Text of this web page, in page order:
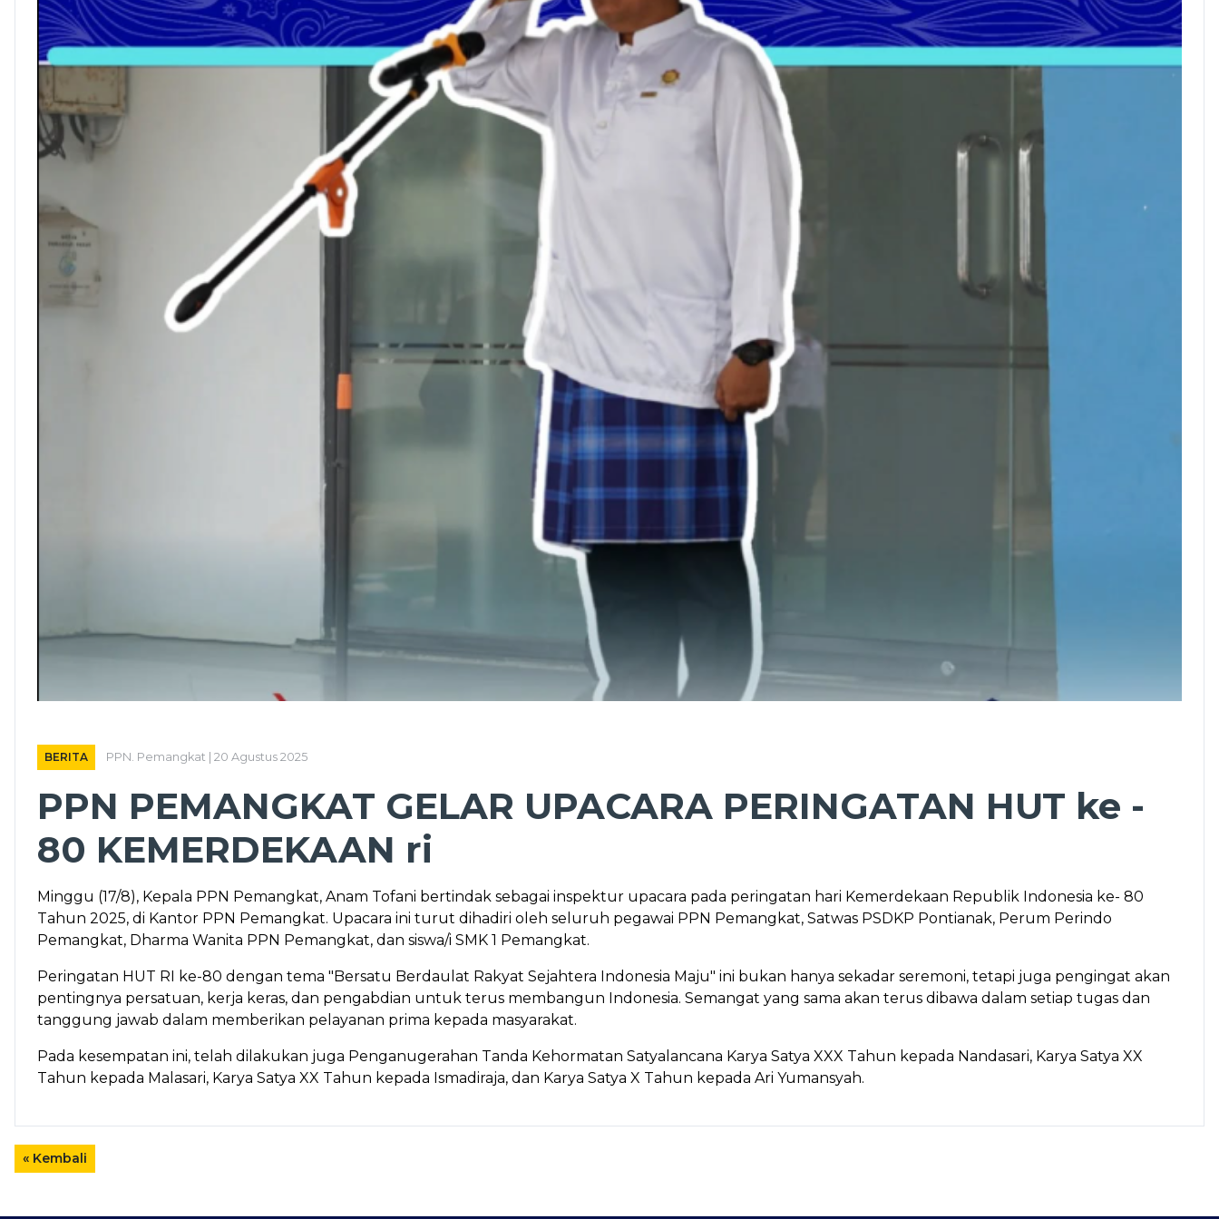
BERITA PPN. Pemangkat | 20 Agustus 2025
PPN PEMANGKAT GELAR UPACARA PERINGATAN HUT ke -
80 KEMERDEKAAN ri
Minggu (17/8), Kepala PPN Pemangkat, Anam Tofani bertindak sebagai inspektur upacara pada peringatan hari Kemerdekaan Republik Indonesia ke- 80
Tahun 2025, di Kantor PPN Pemangkat. Upacara ini turut dihadiri oleh seluruh pegawai PPN Pemangkat, Satwas PSDKP Pontianak, Perum Perindo
Pemangkat, Dharma Wanita PPN Pemangkat, dan siswa/i SMK 1 Pemangkat.
Peringatan HUT RI ke-80 dengan tema "Bersatu Berdaulat Rakyat Sejahtera Indonesia Maju" ini bukan hanya sekadar seremoni, tetapi juga pengingat akan
pentingnya persatuan, kerja keras, dan pengabdian untuk terus membangun Indonesia. Semangat yang sama akan terus dibawa dalam setiap tugas dan
tanggung jawab dalam memberikan pelayanan prima kepada masyarakat.
Pada kesempatan ini, telah dilakukan juga Penganugerahan Tanda Kehormatan Satyalancana Karya Satya XXX Tahun kepada Nandasari, Karya Satya XX
Tahun kepada Malasari, Karya Satya XX Tahun kepada Ismadiraja, dan Karya Satya X Tahun kepada Ari Yumansyah.
« Kembali